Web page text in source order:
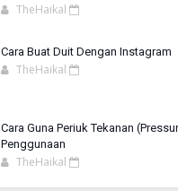
TheHaikal
Cara Buat Duit Dengan Instagram
TheHaikal
Cara Guna Periuk Tekanan
Penggunaan
TheHaikal